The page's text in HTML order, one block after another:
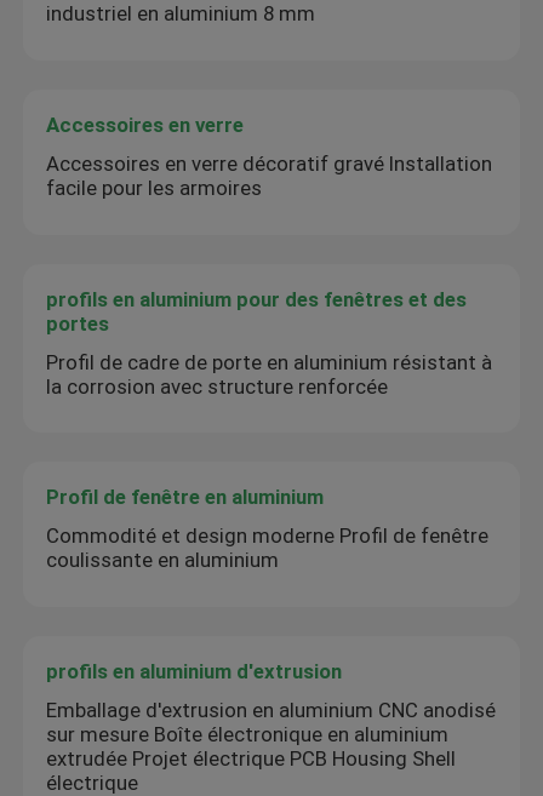
industriel en aluminium 8 mm
Accessoires en verre
Accessoires en verre décoratif gravé Installation
facile pour les armoires
profils en aluminium pour des fenêtres et des
portes
Profil de cadre de porte en aluminium résistant à
la corrosion avec structure renforcée
Profil de fenêtre en aluminium
Commodité et design moderne Profil de fenêtre
coulissante en aluminium
profils en aluminium d'extrusion
Emballage d'extrusion en aluminium CNC anodisé
sur mesure Boîte électronique en aluminium
extrudée Projet électrique PCB Housing Shell
électrique